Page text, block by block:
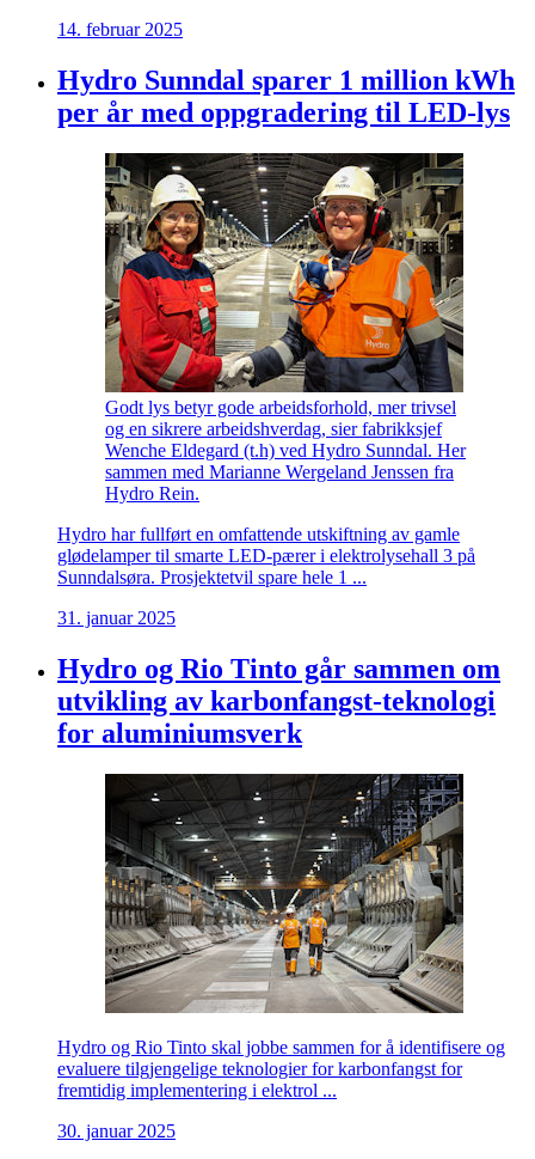
14. februar 2025
Hydro Sunndal sparer 1 million kWh
per år med oppgradering til LED-lys
Godt lys betyr gode arbeidsforhold, mer trivsel
og en sikrere arbeidshverdag, sier fabrikksjef
Wenche Eldegard (t.h) ved Hydro Sunndal. Her
sammen med Marianne Wergeland Jenssen fra
Hydro Rein.
Hydro har fullført en omfattende utskiftning av gamle
glødelamper til smarte LED-pærer i elektrolysehall 3 på
Sunndalsøra. Prosjektetvil spare hele 1 ...
31. januar 2025
Hydro og Rio Tinto går sammen om
utvikling av karbonfangst-teknologi
for aluminiumsverk
Hydro og Rio Tinto skal jobbe sammen for å identifisere og
evaluere tilgjengelige teknologier for karbonfangst for
fremtidig implementering i elektrol ...
30. januar 2025